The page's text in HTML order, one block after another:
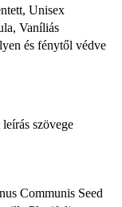
Unisex
Vaníliás
és fénytől védve
szövege
Communis Seed